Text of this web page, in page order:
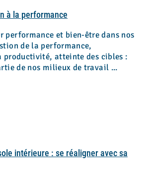
à la performance
performance et bien-être dans nos
de la performance,
productivité, atteinte des cibles :
de nos milieux de travail ...
intérieure : se réaligner avec sa